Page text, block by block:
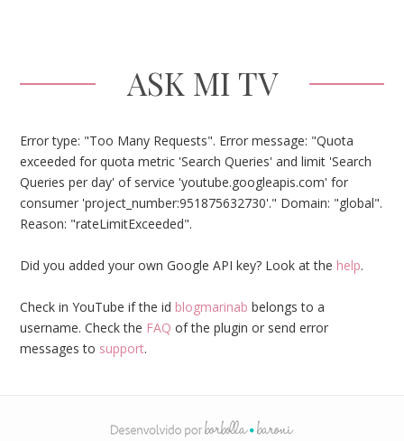
ASK MI TV
Error type: "Too Many Requests". Error message: "Quota
exceeded for quota metric 'Search Queries' and limit 'Search
Queries per day' of service 'youtube.googleapis.com' for
consumer 'project_number:951875632730'." Domain: "global".
Reason: "rateLimitExceeded".
Did you added your own Google API key? Look at the help.
Check in YouTube if the id blogmarinab belongs to a
username. Check the FAQ of the plugin or send error
messages to support.